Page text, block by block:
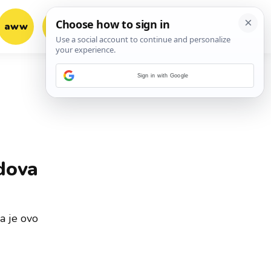
aww vrh! woot?!
je ovo
Sign in with Google